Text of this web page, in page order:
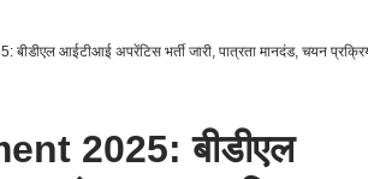
आईटीआई अपरेंटिस भर्ती जारी, पात्रता मानदंड, चयन
2025: बीडीएल